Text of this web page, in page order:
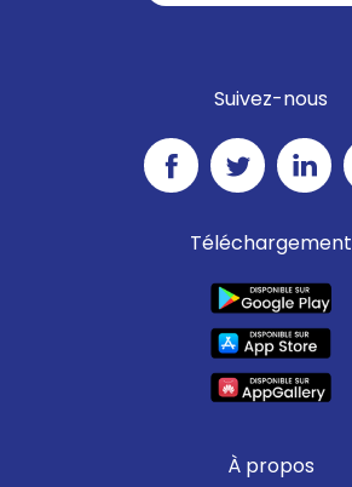
Suivez-nous
Téléchargement
À propos